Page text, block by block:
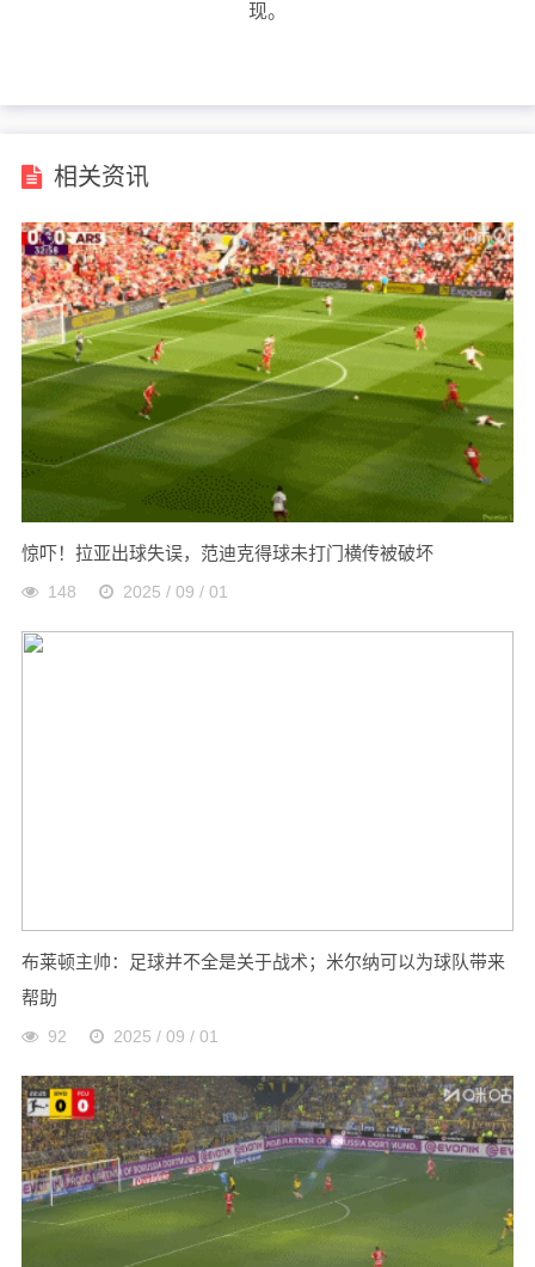
现。
相关资讯
惊吓！拉亚出球失误，范迪克得球未打门横传被破坏
148 2025 / 09 / 01
布莱顿主帅：足球并不全是关于战术；米尔纳可以为球队带来
帮助
92 2025 / 09 / 01